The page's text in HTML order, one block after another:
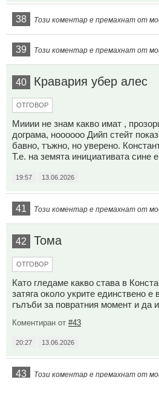
38 Този коментар е премахнат от
39 Този коментар е премахнат от
40 Кравария убер алес
ОТГОВОР
Мииии не знам какво имат ,
дограма, ноооооо Дийп стейт
бавно, тъжно, но уверено.
Т.е. на земята инициативата сине
19:57 13.06.2026
41 Този коментар е премахнат от
42 Тома
ОТГОВОР
Като гледаме какво става в
затяга около укрите единствено
гълъби за повратния момент и да
Коментиран от #43
20:27 13.06.2026
43 Този коментар е премахнат от